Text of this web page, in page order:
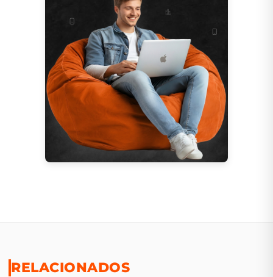
RELACIONADOS